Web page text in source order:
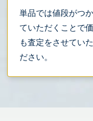
単品では値段がつ
ていただくことで
も査定をさせてい
ださい。